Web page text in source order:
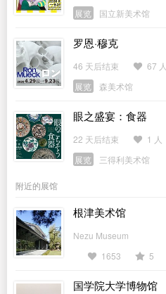
展览
国立新美术馆
罗恩·穆克
46 天后结束 67 人
展览
森美术馆
眼之盛宴：食器
22 天后结束 1 人
展览
三得利美术馆
附近的展馆
根津美术馆
Nezu Museum
1653
5
国学院大学博物馆